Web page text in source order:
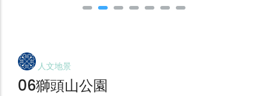
人文地景
06獅頭山公園